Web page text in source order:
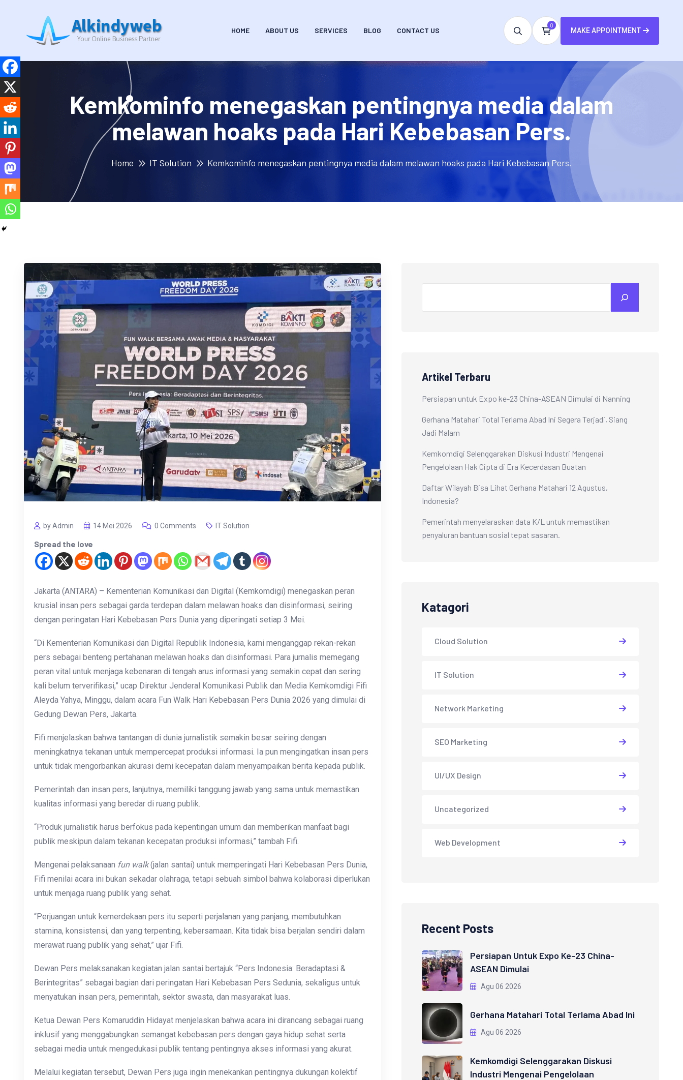
HOME ABOUT US SERVICES BLOG CONTACT US
0
MAKE APPOINTMENT
Kemkominfo menegaskan pentingnya media dalam
melawan hoaks pada Hari Kebebasan Pers.
Home IT Solution Kemkominfo menegaskan pentingnya media dalam melawan hoaks pada Hari Kebebasan Pers.
by Admin 14 Mei 2026 0 Comments IT Solution
Spread the love
Jakarta (ANTARA) – Kementerian Komunikasi dan Digital (Kemkomdigi) menegaskan peran
krusial insan pers sebagai garda terdepan dalam melawan hoaks dan disinformasi, seiring
dengan peringatan Hari Kebebasan Pers Dunia yang diperingati setiap 3 Mei.
“Di Kementerian Komunikasi dan Digital Republik Indonesia, kami menganggap rekan-rekan
pers sebagai benteng pertahanan melawan hoaks dan disinformasi. Para jurnalis memegang
peran vital untuk menjaga kebenaran di tengah arus informasi yang semakin cepat dan sering
kali belum terverifikasi,” ucap Direktur Jenderal Komunikasi Publik dan Media Kemkomdigi Fifi
Aleyda Yahya, Minggu, dalam acara Fun Walk Hari Kebebasan Pers Dunia 2026 yang dimulai di
Gedung Dewan Pers, Jakarta.
Fifi menjelaskan bahwa tantangan di dunia jurnalistik semakin besar seiring dengan
meningkatnya tekanan untuk mempercepat produksi informasi. Ia pun mengingatkan insan pers
untuk tidak mengorbankan akurasi demi kecepatan dalam menyampaikan berita kepada publik.
Pemerintah dan insan pers, lanjutnya, memiliki tanggung jawab yang sama untuk memastikan
kualitas informasi yang beredar di ruang publik.
“Produk jurnalistik harus berfokus pada kepentingan umum dan memberikan manfaat bagi
publik meskipun dalam tekanan kecepatan produksi informasi,” tambah Fifi.
Mengenai pelaksanaan fun walk(jalan santai) untuk memperingati Hari Kebebasan Pers Dunia,
Fifi menilai acara ini bukan sekadar olahraga, tetapi sebuah simbol bahwa kolaborasi diperlukan
untuk menjaga ruang publik yang sehat.
“Perjuangan untuk kemerdekaan pers itu seperti perjalanan yang panjang, membutuhkan
stamina, konsistensi, dan yang terpenting, kebersamaan. Kita tidak bisa berjalan sendiri dalam
merawat ruang publik yang sehat,” ujar Fifi.
Dewan Pers melaksanakan kegiatan jalan santai bertajuk “Pers Indonesia: Beradaptasi &
Berintegritas” sebagai bagian dari peringatan Hari Kebebasan Pers Sedunia, sekaligus untuk
menyatukan insan pers, pemerintah, sektor swasta, dan masyarakat luas.
Ketua Dewan Pers Komaruddin Hidayat menjelaskan bahwa acara ini dirancang sebagai ruang
inklusif yang menggabungkan semangat kebebasan pers dengan gaya hidup sehat serta
sebagai media untuk mengedukasi publik tentang pentingnya akses informasi yang akurat.
Melalui kegiatan tersebut, Dewan Pers juga ingin menekankan pentingnya dukungan kolektif
Artikel Terbaru
Persiapan untuk Expo ke-23 China-ASEAN Dimulai di Nanning
Gerhana Matahari Total Terlama Abad Ini Segera Terjadi, Siang
Jadi Malam
Kemkomdigi Selenggarakan Diskusi Industri Mengenai
Pengelolaan Hak Cipta di Era Kecerdasan Buatan
Daftar Wilayah Bisa Lihat Gerhana Matahari 12 Agustus,
Indonesia?
Pemerintah menyelaraskan data K/L untuk memastikan
penyaluran bantuan sosial tepat sasaran.
Katagori
Cloud Solution
IT Solution
Network Marketing
SEO Marketing
UI/UX Design
Uncategorized
Web Development
Recent Posts
Persiapan Untuk Expo Ke-23 China-
ASEAN Dimulai
Agu 06 2026
Gerhana Matahari Total Terlama Abad Ini
Agu 06 2026
Kemkomdigi Selenggarakan Diskusi
Industri Mengenai Pengelolaan